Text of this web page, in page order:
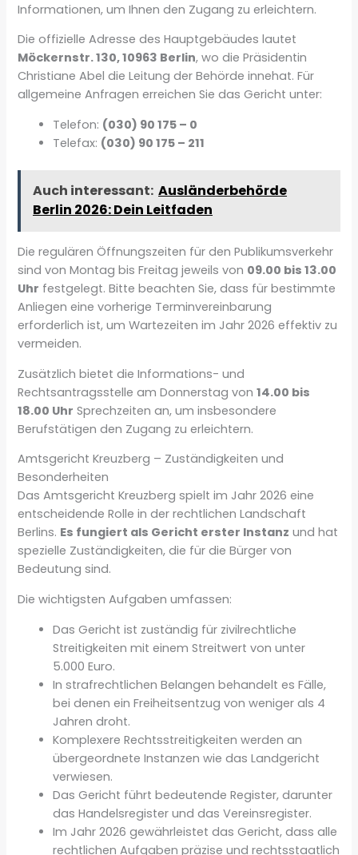
Informationen, um Ihnen den Zugang zu erleichtern.
Die offizielle Adresse des Hauptgebäudes lautet
Möckernstr. 130, 10963 Berlin, wo die Präsidentin
Christiane Abel die Leitung der Behörde innehat. Für
allgemeine Anfragen erreichen Sie das Gericht unter:
Telefon: (030) 90 175 – 0
Telefax: (030) 90 175 – 211
Auch interessant: Ausländerbehörde
Berlin 2026: Dein Leitfaden
Die regulären Öffnungszeiten für den Publikumsverkehr
sind von Montag bis Freitag jeweils von 09.00 bis 13.00
Uhr festgelegt. Bitte beachten Sie, dass für bestimmte
Anliegen eine vorherige Terminvereinbarung
erforderlich ist, um Wartezeiten im Jahr 2026 effektiv zu
vermeiden.
Zusätzlich bietet die Informations- und
Rechtsantragsstelle am Donnerstag von14.00 bis
18.00 Uhr Sprechzeiten an, um insbesondere
Berufstätigen den Zugang zu erleichtern.
Amtsgericht Kreuzberg – Zuständigkeiten und
Besonderheiten
Das Amtsgericht Kreuzberg spielt im Jahr 2026 eine
entscheidende Rolle in der rechtlichen Landschaft
Berlins. Es fungiert als Gericht erster Instanz und hat
spezielle Zuständigkeiten, die für die Bürger von
Bedeutung sind.
Die wichtigsten Aufgaben umfassen:
Das Gericht ist zuständig für zivilrechtliche
Streitigkeiten mit einem Streitwert von unter
5.000 Euro.
In strafrechtlichen Belangen behandelt es Fälle,
bei denen ein Freiheitsentzug von weniger als 4
Jahren droht.
Komplexere Rechtsstreitigkeiten werden an
übergeordnete Instanzen wie das Landgericht
verwiesen.
Das Gericht führt bedeutende Register, darunter
das Handelsregister und das Vereinsregister.
Im Jahr 2026 gewährleistet das Gericht, dass alle
rechtlichen Aufgaben präzise und rechtsstaatlich